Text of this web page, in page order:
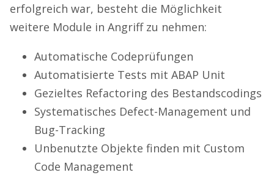
erfolgreich war, besteht die Möglichkeit
weitere Module in Angriff zu nehmen:
Automatische Codeprüfungen
Automatisierte Tests mit ABAP Unit
Gezieltes Refactoring des Bestandscodings
Systematisches Defect-Management und
Bug-Tracking
Unbenutzte Objekte finden mit Custom
Code Management